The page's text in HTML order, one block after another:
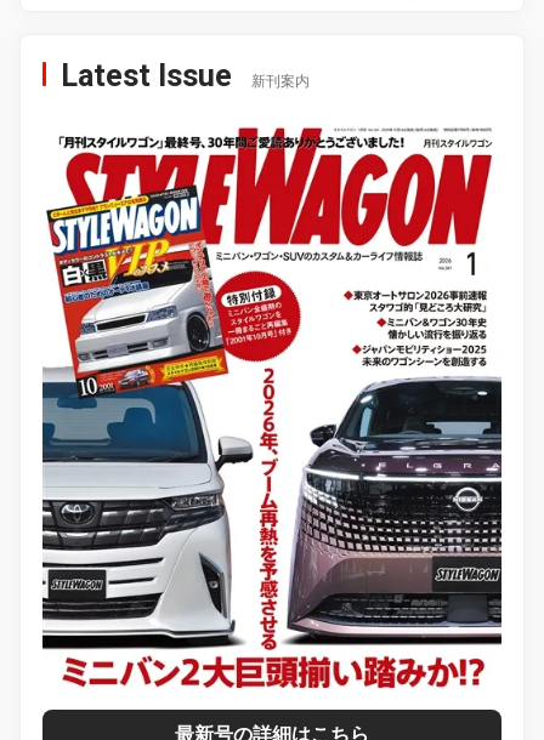
Latest Issue 新刊案内
最新号の詳細はこちら